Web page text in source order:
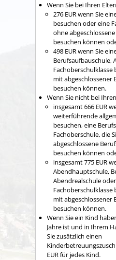
Wenn Sie bei Ihren
276 EUR wenn Sie
besuchen oder eine
ohne
besuchen können
498 EUR wenn Sie
Berufsaufbauschule,
Fachoberschulklasse
mit abgeschlossener
besuchen können.
Wenn Sie nicht bei
insgesamt 666 EUR
weiterführende
besuchen, eine
Fachoberschule, die
abgeschlossene
besuchen können
insgesamt 775 EUR
Abendhauptschule,
Abendrealschule oder
Fachoberschulklasse
mit abgeschlossener
besuchen können.
Wenn Sie ein Kind
Jahre ist und in Ihrem
Sie zusätzlich einen
EUR für jedes Kind.